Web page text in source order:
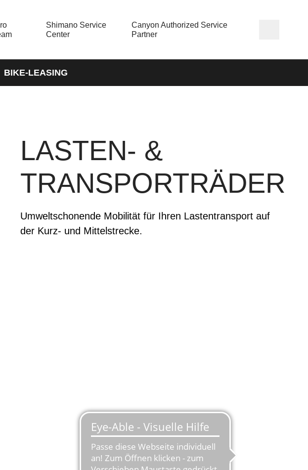
Shimano Service
Center
Canyon Authorized Service
Partner
BIKE-LEASING
LASTEN- &
TRANSPORTRÄDER
Umweltschonende Mobilität für Ihren Lastentransport auf
der Kurz- und Mittelstrecke.